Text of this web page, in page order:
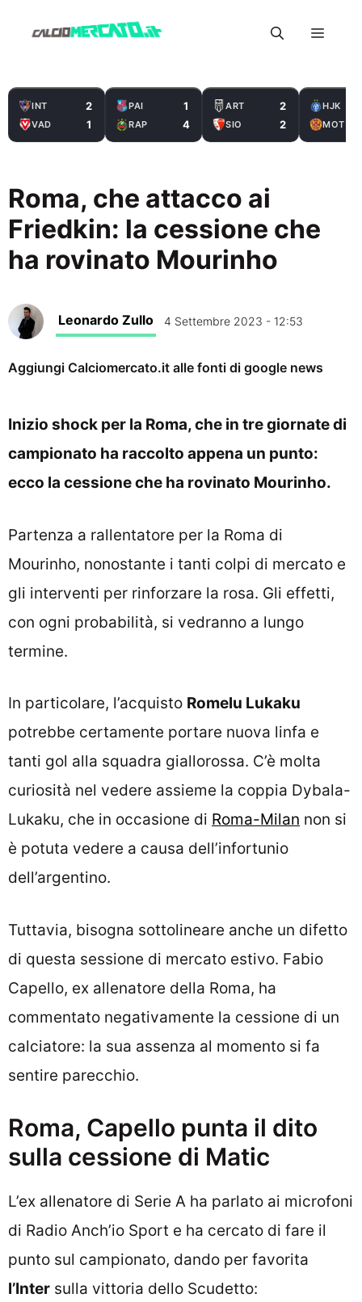
Menu
INT 2
VAD 1
PAI 1
RAP 4
ART 2
SIO 2
HJK
MOT
Roma, che attacco ai
Friedkin: la cessione che
ha rovinato Mourinho
Leonardo Zullo 4 Settembre 2023 - 12:53
Aggiungi Calciomercato.it alle fonti di google news
Inizio shock per la Roma, che in tre giornate di
campionato ha raccolto appena un punto:
ecco la cessione che ha rovinato Mourinho.
Partenza a rallentatore per la Roma di
Mourinho, nonostante i tanti colpi di mercato e
gli interventi per rinforzare la rosa. Gli effetti,
con ogni probabilità, si vedranno a lungo
termine.
In particolare, l’acquisto Romelu Lukaku
potrebbe certamente portare nuova linfa e
tanti gol alla squadra giallorossa. C’è molta
curiosità nel vedere assieme la coppia Dybala-
Lukaku, che in occasione di Roma-Milan non si
è potuta vedere a causa dell’infortunio
dell’argentino.
Tuttavia, bisogna sottolineare anche un difetto
di questa sessione di mercato estivo. Fabio
Capello, ex allenatore della Roma, ha
commentato negativamente la cessione di un
calciatore: la sua assenza al momento si fa
sentire parecchio.
Roma, Capello punta il dito
sulla cessione di Matic
L’ex allenatore di Serie A ha parlato ai microfoni
di Radio Anch’io Sport e ha cercato di fare il
punto sul campionato, dando per favorita
l’Inter sulla vittoria dello Scudetto: